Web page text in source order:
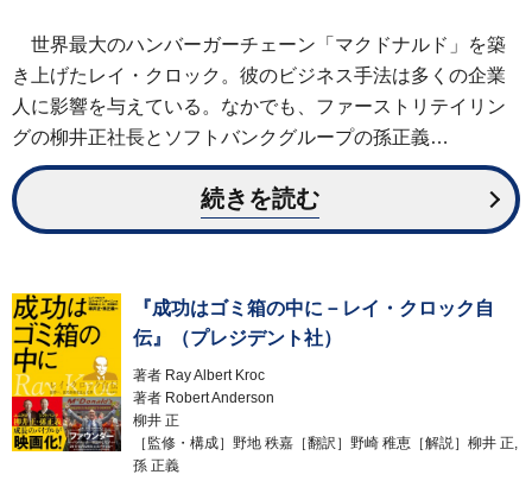
世界最大のハンバーガーチェーン「マクドナルド」を築
き上げたレイ・クロック。彼のビジネス手法は多くの企業
人に影響を与えている。なかでも、ファーストリテイリン
グの柳井正社長とソフトバンクグループの孫正義…
続きを読む
『成功はゴミ箱の中に－レイ・クロック自
伝』（プレジデント社）
著者 Ray Albert Kroc
著者 Robert Anderson
柳井 正
［監修・構成］野地 秩嘉［翻訳］野崎 稚恵［解説］柳井 正,
孫 正義